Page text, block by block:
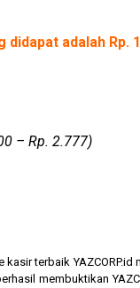
didapat adalah Rp.
– Rp. 2.777)
terbaik YAZCORP.id
membuktikan